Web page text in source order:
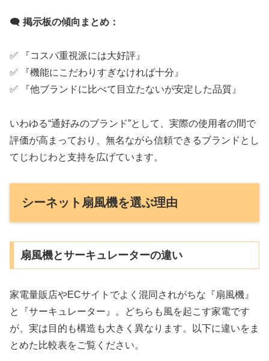
🗨 掲示板の傾向まとめ：
✅ 『コスパ重視派には大好評』
✅ 『機能にこだわりすぎなければ十分』
✅ 『他ブランドに比べて目立たないが安定した品質』
いわゆる“通好みのブランド”として、実際の使用者の間で
評価が高まっており、無名ながら信頼できるブランドとし
てじわじわと支持を広げています。
シーネット扇風機を選ぶ理由
扇風機とサーキュレーターの違い
家電量販店やECサイトでよく混同されがちな『扇風機』
と『サーキュレーター』。どちらも風を起こす家電です
が、実は目的も構造も大きく異なります。以下に違いをま
とめた比較表をご覧ください。